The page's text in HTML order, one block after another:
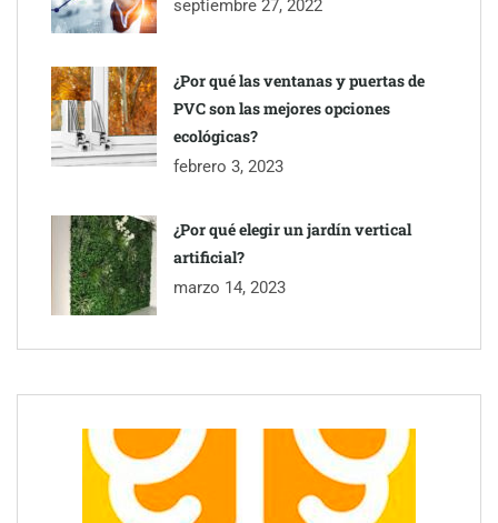
septiembre 27, 2022
¿Por qué las ventanas y puertas de
PVC son las mejores opciones
ecológicas?
febrero 3, 2023
¿Por qué elegir un jardín vertical
artificial?
marzo 14, 2023